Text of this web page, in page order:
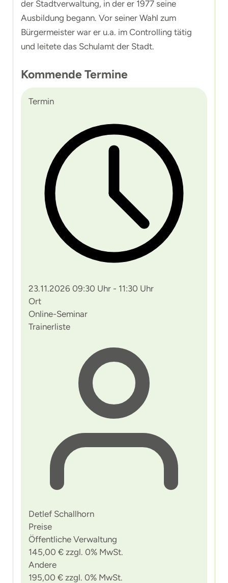
der Stadtverwaltung, in der er 1977 seine
Ausbildung begann. Vor seiner Wahl zum
Bürgermeister war er u.a. im Controlling tätig
und leitete das Schulamt der Stadt.
Kommende Termine
Termin
23.11.2026 09:30 Uhr - 11:30 Uhr
Ort
Online-Seminar
Trainerliste
Detlef Schallhorn
Preise
Öffentliche Verwaltung
145,00 € zzgl. 0% MwSt.
Andere
195,00 € zzgl. 0% MwSt.